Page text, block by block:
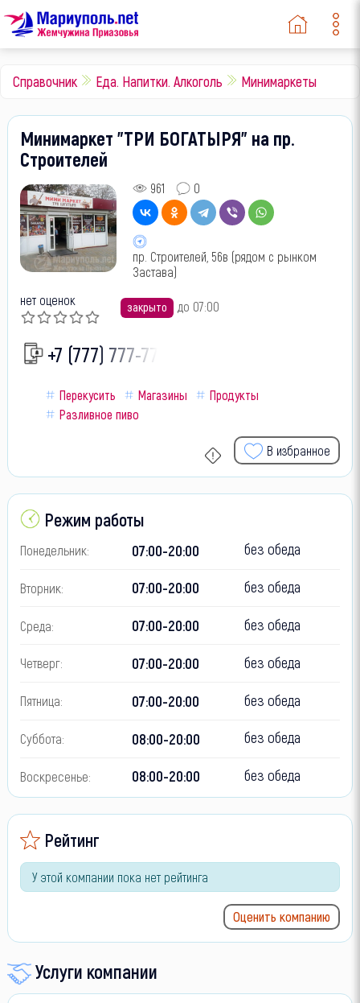
Справочник Еда. Напитки. Алкоголь Минимаркеты
Минимаркет "ТРИ БОГАТЫРЯ" на пр.
Строителей
961 0
пр. Строителей, 56в (рядом с рынком
Застава)
нет оценок
закрыто до 07:00
+7 (777) 777-77-
Перекусить Магазины
Продукты
Разливное пиво
В избранное
Режим работы
Понедельник: 07:00-20:00 без обеда
Вторник: 07:00-20:00 без обеда
Среда: 07:00-20:00 без обеда
Четверг: 07:00-20:00 без обеда
Пятница: 07:00-20:00 без обеда
Суббота: 08:00-20:00 без обеда
Воскресенье: 08:00-20:00 без обеда
Рейтинг
У этой компании пока нет рейтинга
Оценить компанию
Услуги компании